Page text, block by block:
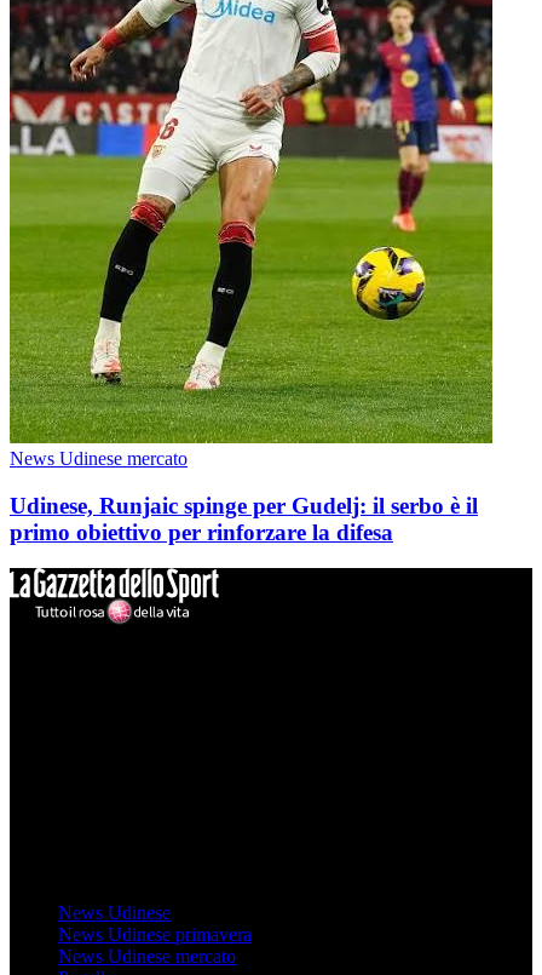
News Udinese mercato
Udinese, Runjaic spinge per Gudelj: il serbo è il
primo obiettivo per rinforzare la difesa
News Udinese
News Udinese primavera
News Udinese mercato